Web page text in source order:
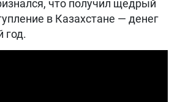
что получил щедрый
в Казахстане — денег
год.